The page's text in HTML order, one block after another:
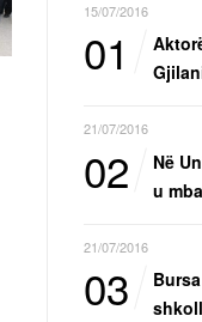
15/07/2016
01
21/07/2016
02
Në
u
21/07/2016
03